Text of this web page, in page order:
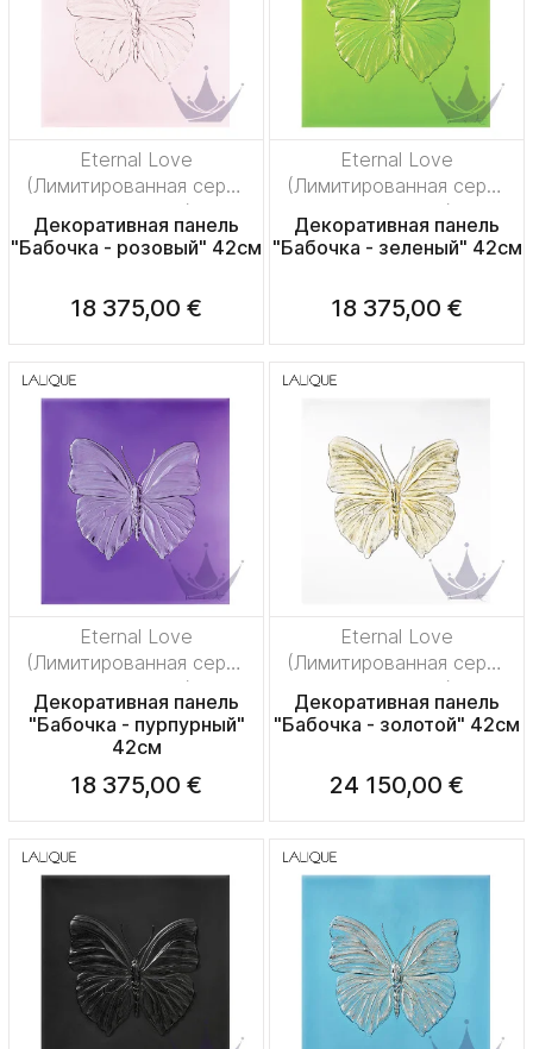
Eternal Love
(Лимитированная серия
на 50 пред.)
Декоративная панель
"Бабочка - розовый" 42см
18 375,00 €
Eternal Love
(Лимитированная серия
на 50 пред.)
Декоративная панель
"Бабочка - зеленый" 42см
18 375,00 €
Eternal Love
(Лимитированная серия
на 50 пред.)
Декоративная панель
"Бабочка - пурпурный"
42см
18 375,00 €
Eternal Love
(Лимитированная серия
на 50 пред.)
Декоративная панель
"Бабочка - золотой" 42см
24 150,00 €